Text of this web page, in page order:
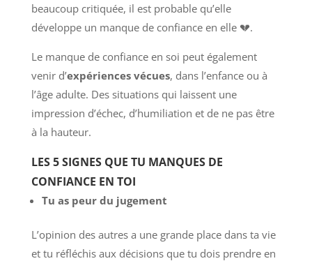
beaucoup critiquée, il est probable qu’elle
développe un manque de confiance en elle 💔.
Le manque de confiance en soi peut également
venir d’expériences vécues, dans l’enfance ou à
l’âge adulte. Des situations qui laissent une
impression d’échec, d’humiliation et de ne pas être
à la hauteur.
LES 5 SIGNES QUE TU MANQUES DE
CONFIANCE EN TOI
Tu as peur du jugement
L’opinion des autres a une grande place dans ta vie
et tu réfléchis aux décisions que tu dois prendre en